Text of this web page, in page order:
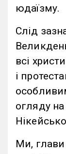
юдаїзму.
Слід
всі
і
огляду
Ми, глави